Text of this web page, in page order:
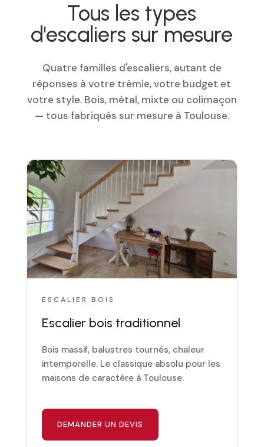
Tous les types
d'escaliers sur mesure
Quatre familles d'escaliers, autant de
réponses à votre trémie, votre budget et
votre style. Bois, métal, mixte ou colimaçon
— tous fabriqués sur mesure à Toulouse.
ESCALIER BOIS
Escalier bois traditionnel
Bois massif, balustres tournés, chaleur
intemporelle. Le classique absolu pour les
maisons de caractère à Toulouse.
DEMANDER UN DEVIS